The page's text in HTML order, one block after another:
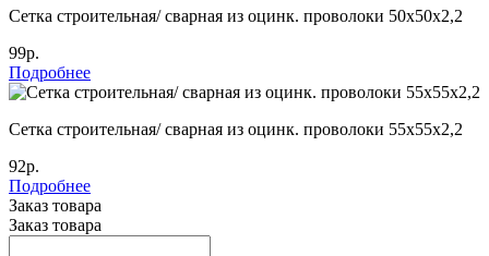
Сетка строительная/ сварная из оцинк. проволоки 50х50х2,2
99р.
Подробнее
Сетка строительная/ сварная из оцинк. проволоки 55х55х2,2
92р.
Подробнее
Заказ товара
Заказ товара